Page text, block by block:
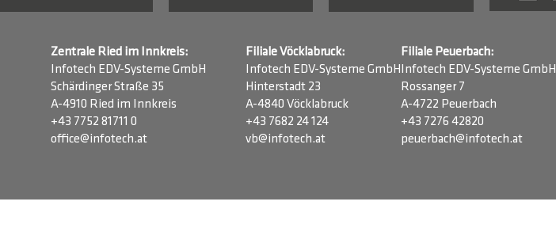
Zentrale Ried im Innkreis:
Infotech EDV-Systeme GmbH
Schärdinger Straße 35
A-4910 Ried im Innkreis
+43 7752 81711 0
office@infotech.at
Filiale Vöcklabruck:
Infotech EDV-Systeme GmbH
Hinterstadt 23
A-4840 Vöcklabruck
+43 7682 24 124
vb@infotech.at
Filiale Peuerbach:
Infotech EDV-Systeme GmbH
Rossanger 7
A-4722 Peuerbach
+43 7276 42820
peuerbach@infotech.at